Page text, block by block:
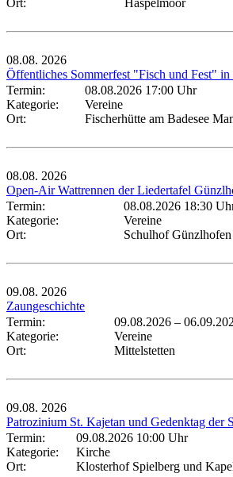
Ort: Haspelmoor
08.08. 2026
Öffentliches Sommerfest "Fisch und Fest"
Termin:
08.08.2026 17:00 Uhr
Kategorie:
Vereine
Ort:
Fischerhütte am Badesee
08.08. 2026
Open-Air Wattrennen der Liedertafel
Termin:
08.08.2026 18:30
Kategorie:
Vereine
Ort:
Schulhof Günzlhofen
09.08. 2026
Zaungeschichte
Termin:
09.08.2026 –
Kategorie:
Vereine
Ort:
Mittelstetten
09.08. 2026
Patrozinium St. Kajetan und Gedenktag der
Termin:
09.08.2026 10:00 Uhr
Kategorie:
Kirche
Ort:
Klosterhof Spielberg und